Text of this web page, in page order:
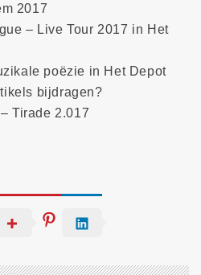
2017
– Live Tour 2017 in Het
poëzie in Het Depot
bijdragen?
Tirade 2.017